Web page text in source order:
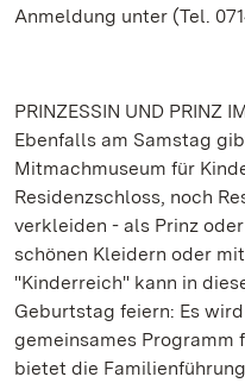
Anmeldung unter (Tel.
PRINZESSIN UND PRINZ
Ebenfalls am Samstag
Mitmachmuseum für
Residenzschloss, noch
verkleiden - als Prinz
schönen Kleidern oder
"Kinderreich" kann in
Geburtstag feiern: Es
gemeinsames Programm
bietet die